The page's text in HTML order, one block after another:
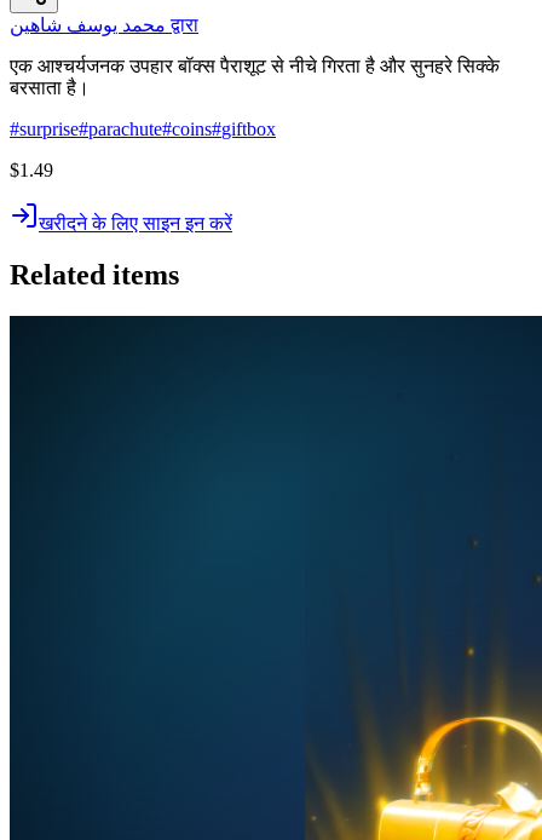
محمد يوسف شاهين द्वारा
एक आश्चर्यजनक उपहार बॉक्स पैराशूट से नीचे गिरता है और सुनहरे सिक्के
बरसाता है।
#surprise#parachute#coins#giftbox
$1.49
खरीदने के लिए साइन इन करें
Related items